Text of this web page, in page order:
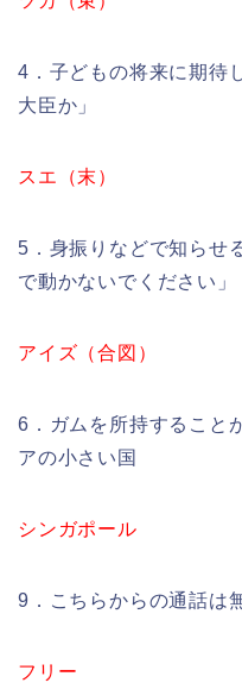
4．子どもの将来に期待
大臣か」
スエ（末）
5．身振りなどで知らせ
で動かないでください」
アイズ（合図）
6．ガムを所持すること
アの小さい国
シンガポール
9．こちらからの通話は
フリー